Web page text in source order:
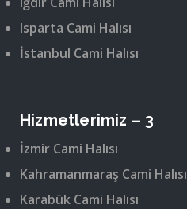
Isparta Cami Halısı
İstanbul Cami Halısı
Hizmetlerimiz – 3
İzmir Cami Halısı
Kahramanmaraş Cami Halısı
Karabük Cami Halısı